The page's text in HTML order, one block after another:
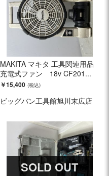
MAKITA マキタ 工具関連用品
充電式ファン 18v CF201...
￥15,400
ビッグバン工具館旭川末広店
SOLD OUT